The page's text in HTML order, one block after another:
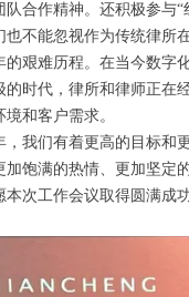
队合作精神。还积极参与
也不能忽视作为传统律所
的艰难历程。在当今数字
的时代，律所和律师正在
境和客户需求。
，我们有着更高的目标和
加饱满的热情、更加坚定
本次工作会议取得圆满成